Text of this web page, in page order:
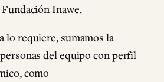
Inawe.
lo requiere, sumamos la
del equipo con perfil
como